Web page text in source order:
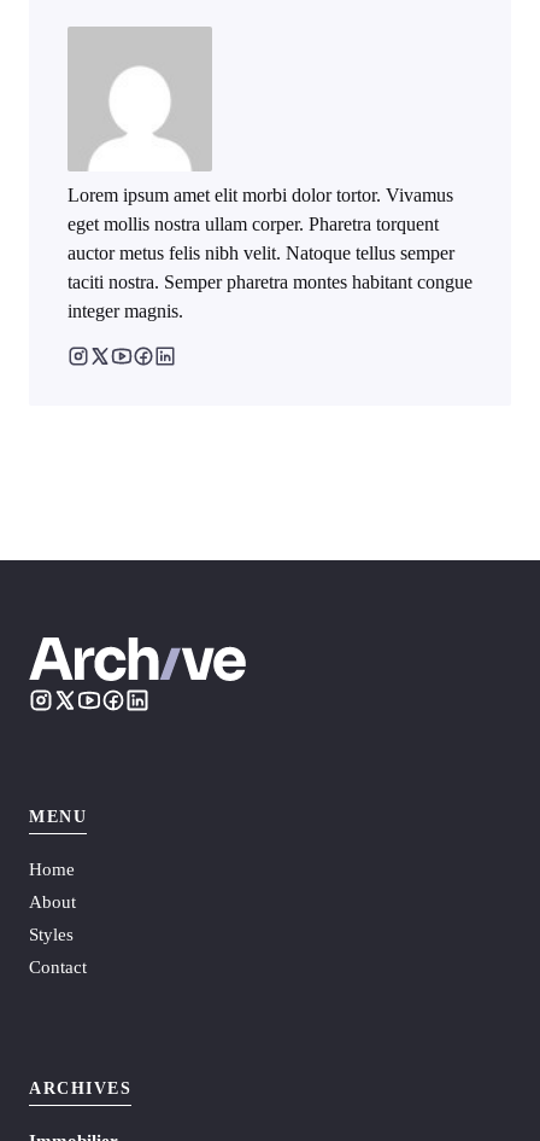
Lorem ipsum amet elit morbi dolor tortor. Vivamus
eget mollis nostra ullam corper. Pharetra torquent
auctor metus felis nibh velit. Natoque tellus semper
taciti nostra. Semper pharetra montes habitant congue
integer magnis.
MENU
Home
About
Styles
Contact
ARCHIVES